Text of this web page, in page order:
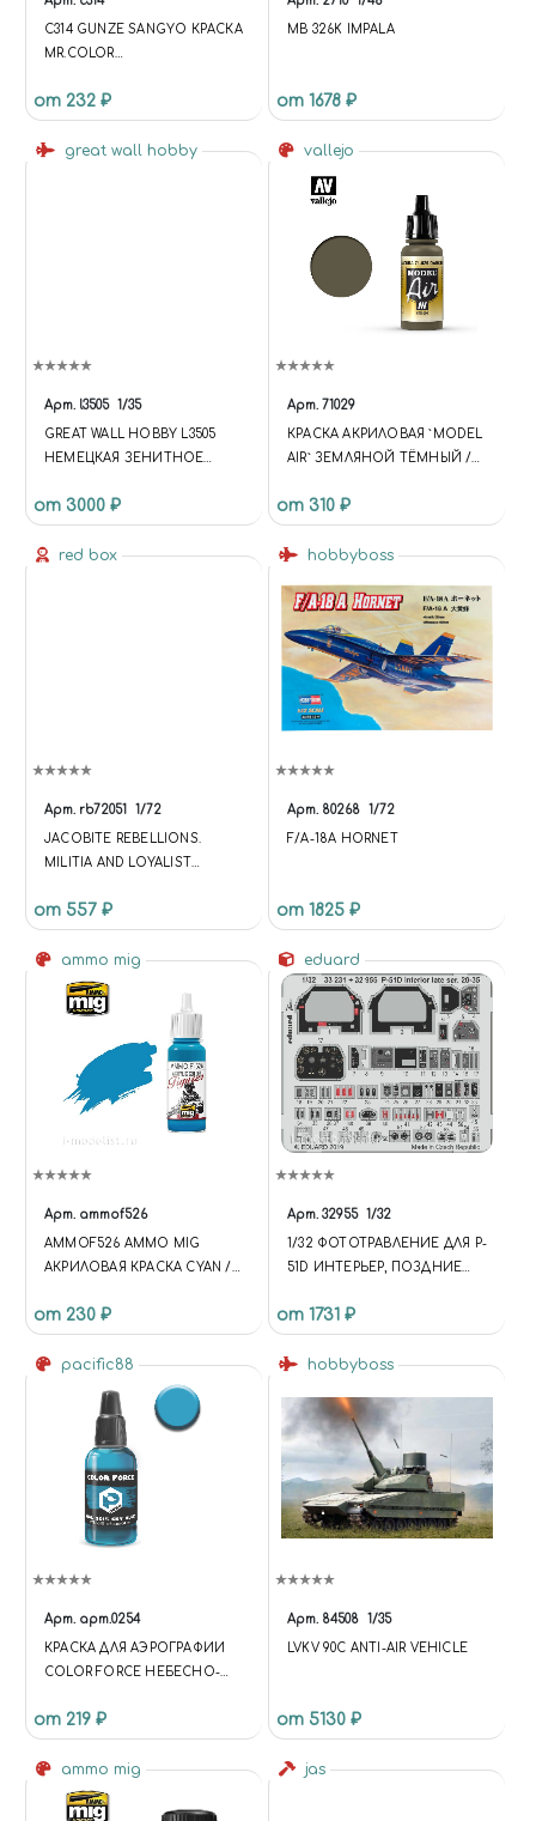
C314 GUNZE SANGYO КРАСКА
MR.COLOR
BLUE (SEMI GLOSS)
(ГОЛУБОЙ ПОЛУМАТОВЫЙ)
от 232 ₽
MB 326K IMPALA
от 1678 ₽
great wall hobby
Арт. l3505 1/35
GREAT WALL HOBBY L3505
НЕМЕЦКАЯ ЗЕНИТНОЕ
от 3000 ₽
vallejo
Арт. 71029
КРАСКА АКРИЛОВАЯ `MODEL
AIR` ЗЕМЛЯНОЙ ТЁМНЫЙ /
от 310 ₽
red box
Арт. rb72051 1/72
JACOBITE REBELLIONS.
MILITIA AND LOYALIST
от 557 ₽
hobbyboss
Арт. 80268 1/72
F/A-18A HORNET
от 1825 ₽
ammo mig
Арт. ammof526
AMMOF526 AMMO MIG
АКРИЛОВАЯ КРАСКА CYAN /
от 230 ₽
eduard
Арт. 32955 1/32
1/32 ФОТОТРАВЛЕНИЕ ДЛЯ P-
51D ИНТЕРЬЕР, ПОЗДНИЕ
от 1731 ₽
pacific88
Арт. арт.0254
КРАСКА ДЛЯ АЭРОГРАФИИ
COLOR FORCE НЕБЕСНО-
от 219 ₽
hobbyboss
Арт. 84508 1/35
LVKV 90C ANTI-AIR VEHICLE
от 5130 ₽
ammo mig jas